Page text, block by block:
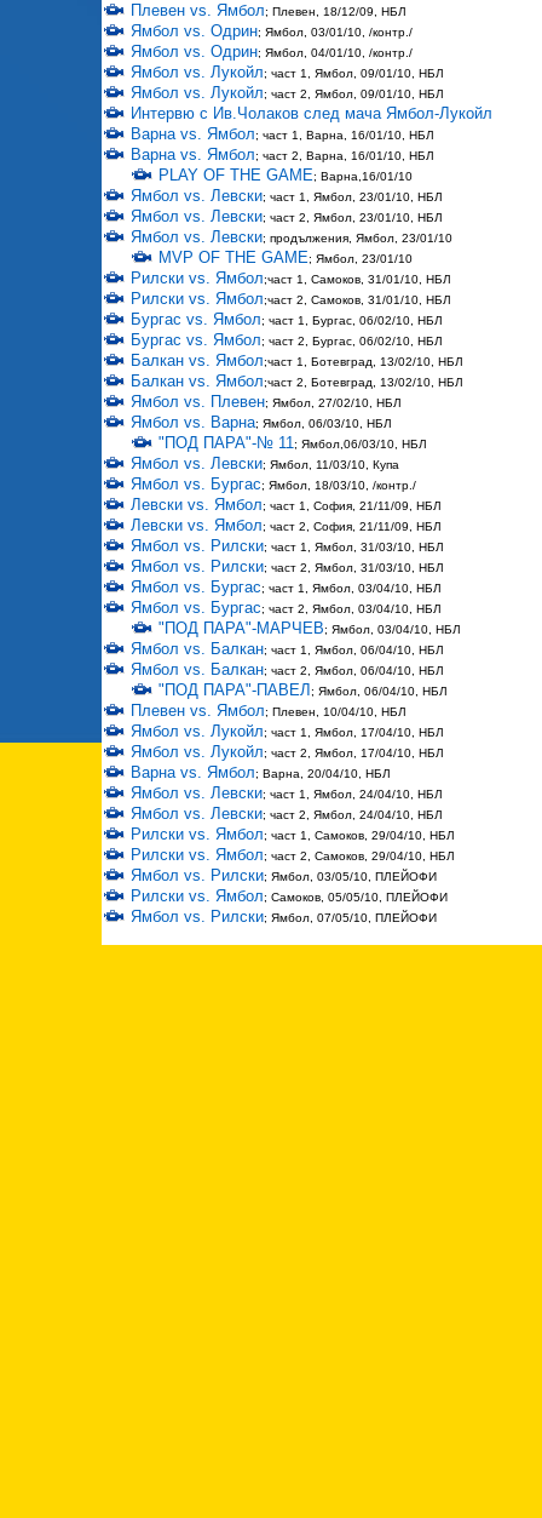
Плевен vs. Ямбол; Плевен, 18/12/09, НБЛ
Ямбол vs. Одрин; Ямбол, 03/01/10, /контр./
Ямбол vs. Одрин; Ямбол, 04/01/10, /контр./
Ямбол vs. Лукойл; част 1, Ямбол, 09/01/10, НБЛ
Ямбол vs. Лукойл; част 2, Ямбол, 09/01/10, НБЛ
Интервю с Ив.Чолаков след мача Ямбол-Лукойл
Варна vs. Ямбол; част 1, Варна, 16/01/10, НБЛ
Варна vs. Ямбол; част 2, Варна, 16/01/10, НБЛ
PLAY OF THE GAME; Варна,16/01/10
Ямбол vs. Левски; част 1, Ямбол, 23/01/10, НБЛ
Ямбол vs. Левски; част 2, Ямбол, 23/01/10, НБЛ
Ямбол vs. Левски; продължения, Ямбол, 23/01/10
MVP OF THE GAME; Ямбол, 23/01/10
Рилски vs. Ямбол;част 1, Самоков, 31/01/10, НБЛ
Рилски vs. Ямбол;част 2, Самоков, 31/01/10, НБЛ
Бургас vs. Ямбол; част 1, Бургас, 06/02/10, НБЛ
Бургас vs. Ямбол; част 2, Бургас, 06/02/10, НБЛ
Балкан vs. Ямбол;част 1, Ботевград, 13/02/10, НБЛ
Балкан vs. Ямбол;част 2, Ботевград, 13/02/10, НБЛ
Ямбол vs. Плевен; Ямбол, 27/02/10, НБЛ
Ямбол vs. Варна; Ямбол, 06/03/10, НБЛ
"ПОД ПАРА"-№ 11; Ямбол,06/03/10, НБЛ
Ямбол vs. Левски; Ямбол, 11/03/10, Купа
Ямбол vs. Бургас; Ямбол, 18/03/10, /контр./
Левски vs. Ямбол; част 1, София, 21/11/09, НБЛ
Левски vs. Ямбол; част 2, София, 21/11/09, НБЛ
Ямбол vs. Рилски; част 1, Ямбол, 31/03/10, НБЛ
Ямбол vs. Рилски; част 2, Ямбол, 31/03/10, НБЛ
Ямбол vs. Бургас; част 1, Ямбол, 03/04/10, НБЛ
Ямбол vs. Бургас; част 2, Ямбол, 03/04/10, НБЛ
"ПОД ПАРА"-МАРЧЕВ; Ямбол, 03/04/10, НБЛ
Ямбол vs. Балкан; част 1, Ямбол, 06/04/10, НБЛ
Ямбол vs. Балкан; част 2, Ямбол, 06/04/10, НБЛ
"ПОД ПАРА"-ПАВЕЛ ; Ямбол, 06/04/10, НБЛ
Плевен vs. Ямбол; Плевен, 10/04/10, НБЛ
Ямбол vs. Лукойл; част 1, Ямбол, 17/04/10, НБЛ
Ямбол vs. Лукойл; част 2, Ямбол, 17/04/10, НБЛ
Варна vs. Ямбол; Варна, 20/04/10, НБЛ
Ямбол vs. Левски; част 1, Ямбол, 24/04/10, НБЛ
Ямбол vs. Левски; част 2, Ямбол, 24/04/10, НБЛ
Рилски vs. Ямбол; част 1, Самоков, 29/04/10, НБЛ
Рилски vs. Ямбол; част 2, Самоков, 29/04/10, НБЛ
Ямбол vs. Рилски; Ямбол, 03/05/10, ПЛЕЙОФИ
Рилски vs. Ямбол; Самоков, 05/05/10, ПЛЕЙОФИ
Ямбол vs. Рилски; Ямбол, 07/05/10, ПЛЕЙОФИ